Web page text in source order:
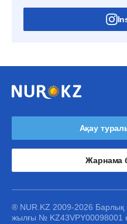
Ақау
Жарнама
® NUR.KZ 2009-2026 Барлық
жылғы № KZ43VPY00098001